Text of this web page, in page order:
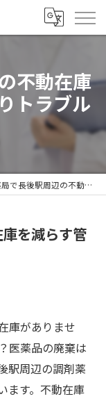
不動在庫
トラブル
周辺の不動在庫を減らす管理と受け取りトラブル対策
を減らす管
庫がありませ
医薬品の廃棄は
駅周辺の調剤薬
ます。不動在庫